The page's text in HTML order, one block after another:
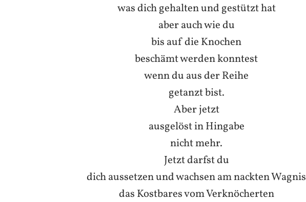
was dich gehalten und gestützt hat
aber auch wie du
bis auf die Knochen
beschämt werden konntest
wenn du aus der Reihe
getanzt bist.
Aber jetzt
ausgelöst in Hingabe
nicht mehr.
Jetzt darfst du
dich aussetzen und wachsen am nackten Wagnis
das Kostbares vom Verknöcherten